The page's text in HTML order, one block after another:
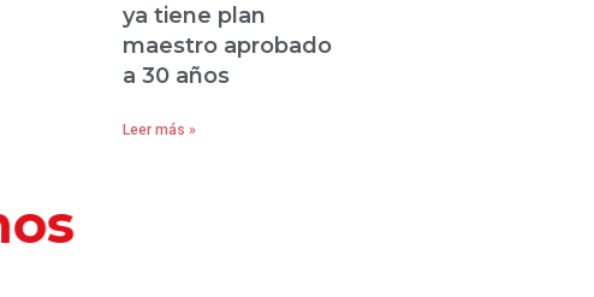
ya tiene plan
maestro aprobado
a 30 años
Leer más »